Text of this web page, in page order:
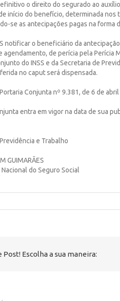
o direito do segurado ao
início do benefício, determinada nos
se as antecipações pagas na forma
notificar o beneficiário da
agendamento, de perícia pela Perícia
do INSS e da Secretaria de
no caput será dispensada.
Conjunta nº 9.381, de 6 de
entra em vigor na data de sua
e Trabalho
GUIMARÃES
do Seguro Social
Escolha a sua maneira: